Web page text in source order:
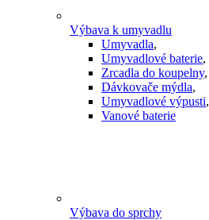
Výbava k umyvadlu
Umyvadla,
Umyvadlové baterie,
Zrcadla do koupelny,
Dávkovače mýdla,
Umyvadlové výpusti,
Vanové baterie
Výbava do sprchy